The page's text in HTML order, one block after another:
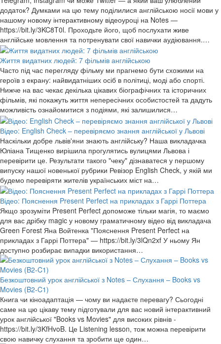
додаток? Думками на цю тему поділилися англійською носії мови у
нашому новому інтерактивному відеоуроці на Notes —
https://bit.ly/3KC8T0l. Проходьте його, щоб послухати живе
англійське мовлення та потренувати свої навички аудіювання.…
Життя видатних людей: 7 фільмів англійською
Часто під час перегляду фільму ми прагнемо бути схожими на
героїв з екрану: найвидатніших осіб в політиці, моді або спорті.
Нижче на вас чекає декілька цікавих біографічних та історичних
фільмів, які покажуть життя непересічних особистостей та дадуть
можливість ознайомитися з подіями, які залишилися…
Відео: English Check – перевіряємо знання англійської у Львові
Наскільки добре львів'яни знають англійську? Наша викладачка
Юліана Тищенко вирішила прогулятись вулицями Львова і
перевірити це. Результати такого "чеку" дізнаватеся у першому
випуску нашої новенької рубрики Ревізор English Check, у якій ми
будемо перевіряти жителів українських міст на…
Відео: Пояснення Present Perfect на прикладах з Гаррі Поттера
Якщо зрозуміти Present Perfect допоможе тільки магія, то маємо
для вас дрібку magic у новому граматичному відео від викладача
Green Forest Яна Войтенка "Пояснення Present Perfect на
прикладах з Гаррі Поттера" — https://bit.ly/3lQn2xf У ньому Ян
доступно розбирає випадки використання…
Безкоштовний урок англійської з Notes – Слухання – Books vs
Movies (B2-C1)
Книга чи кіноадаптація — чому ви надаєте перевагу? Сьогодні
саме на цю цікаву тему підготували для вас новий інтерактивний
урок англійської "Books vs Movies" для високих рівнів -
https://bit.ly/3KfHvoB. Це Listening lesson, тож можна перевірити
свою навичку слухання та зробити ще один…